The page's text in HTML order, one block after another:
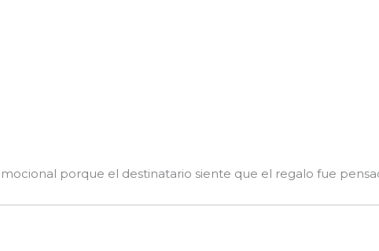
porque el destinatario siente que el regalo fue